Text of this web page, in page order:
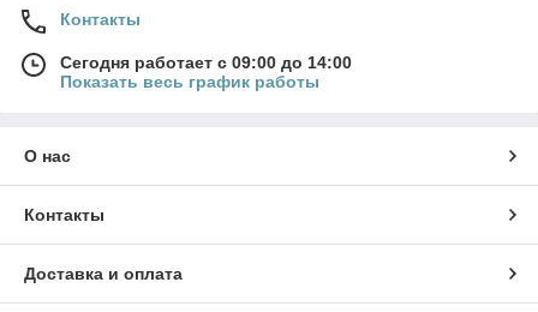
Контакты
Сегодня работает с 09:00 до 14:00
Показать весь график работы
О нас
Контакты
Доставка и оплата